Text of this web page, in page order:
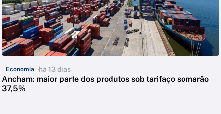
Economia há 13 dias
Ancham: maior parte dos produtos sob tarifaço somarão
37,5%